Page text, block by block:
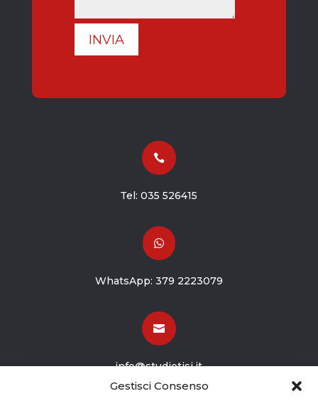
Gestisci Consenso
INVIA

Tel:035 526415

WhatsApp: 379 2223079

info@studiotisi.it